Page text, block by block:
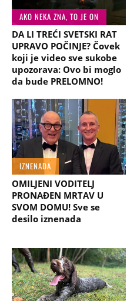
AKO NEKA ZNA, TO JE ON
DA LI TREĆI SVETSKI RAT
UPRAVO POČINJE? Čovek
koji je video sve sukobe
upozorava: Ovo bi moglo
da bude PRELOMNO!
IZNENADA
OMILJENI VODITELJ
PRONAĐEN MRTAV U
SVOM DOMU! Sve se
desilo iznenada